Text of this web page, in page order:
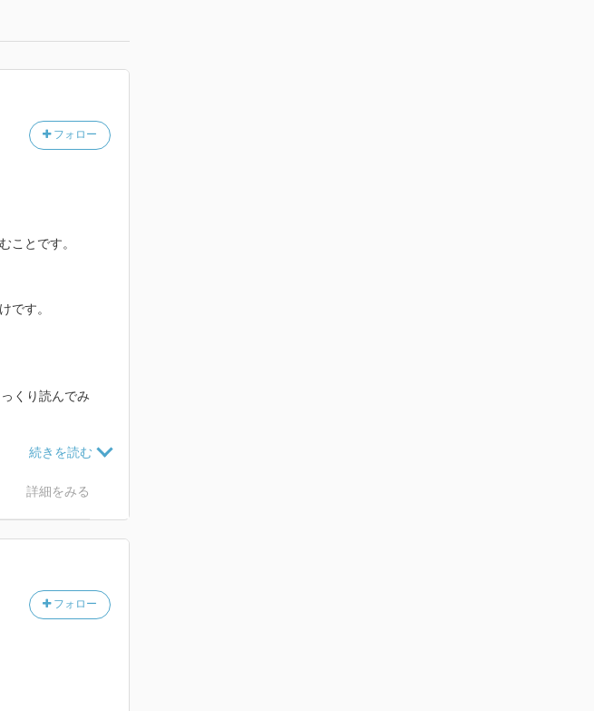
フォロー
ことです。
です。
くり読んでみ
が対象にも関
れている気が
れないです。
詳細をみる
フォロー